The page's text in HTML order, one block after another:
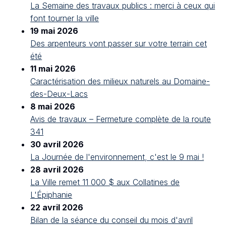
La Semaine des travaux publics : merci à ceux qui
font tourner la ville
19 mai 2026
Des arpenteurs vont passer sur votre terrain cet
été
11 mai 2026
Caractérisation des milieux naturels au Domaine-
des-Deux-Lacs
8 mai 2026
Avis de travaux – Fermeture complète de la route
341
30 avril 2026
La Journée de l'environnement, c'est le 9 mai !
28 avril 2026
La Ville remet 11 000 $ aux Collatines de
L'Épiphanie
22 avril 2026
Bilan de la séance du conseil du mois d'avril